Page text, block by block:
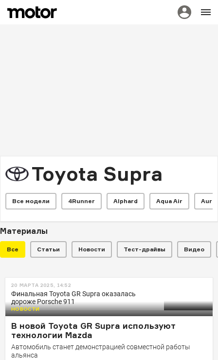
Toyota Supra
Все модели 4Runner Alphard Aqua Air Auris
Материалы
Все Статьи Новости Тест-драйвы Видео
У новой Toyota GR Supra может
появиться «близнец» от Lexus
Он будет роскошнее, но получит ту же «начинку».
Возможно, с некоторыми доработками
20 МАРТА 2025, 14:52
Финальная Toyota GR Supra оказалась
дороже Porsche 911
НОВОСТИ
В новой Toyota GR Supra используют
технологии Mazda
Автомобиль станет демонстрацией совместной работы
альянса